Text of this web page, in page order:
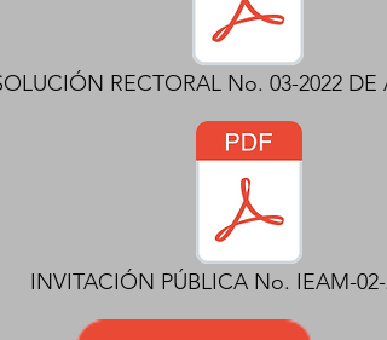
RECTORAL No. 03-2022 DE
INVITACIÓN PÚBLICA No. IEAM-02-